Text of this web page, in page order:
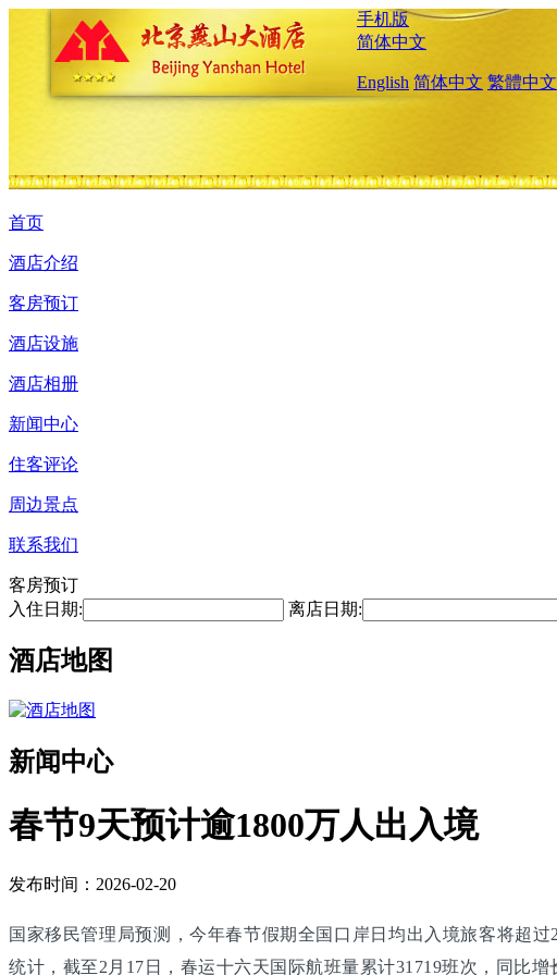
手机版
简体中文
English 简体中文 繁體中文
首页
酒店介绍
客房预订
酒店设施
酒店相册
新闻中心
住客评论
周边景点
联系我们
客房预订
入住日期:
离店日期:
酒店地图
新闻中心
春节9天预计逾1800万人出入境
发布时间：2026-02-20
国家移民管理局预测，今年春节假期全国口岸日均出入境旅客将超
统计，截至2月17日，春运十六天国际航班量累计31719班次，同比增